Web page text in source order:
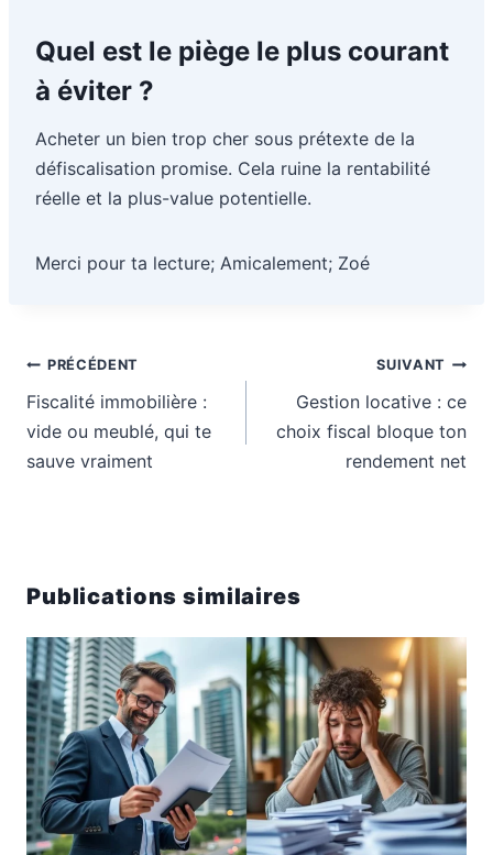
Quel est le piège le plus courant
à éviter ?
Acheter un bien trop cher sous prétexte de la
défiscalisation promise. Cela ruine la rentabilité
réelle et la plus-value potentielle.
Merci pour ta lecture; Amicalement; Zoé
Navigation
de
l’article
PRÉCÉDENT
Fiscalité immobilière :
vide ou meublé, qui te
sauve vraiment
SUIVANT
Gestion locative : ce
choix fiscal bloque ton
rendement net
Publications similaires